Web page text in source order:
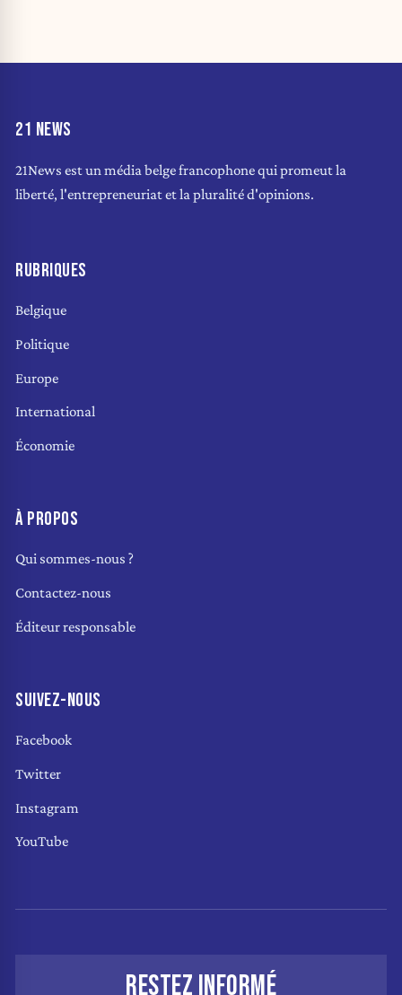
21 NEWS
21News est un média belge francophone qui promeut la
liberté, l'entrepreneuriat et la pluralité d'opinions.
RUBRIQUES
Belgique
Politique
Europe
International
Économie
À PROPOS
Qui sommes-nous ?
Contactez-nous
Éditeur responsable
SUIVEZ-NOUS
Facebook
Twitter
Instagram
YouTube
RESTEZ INFORMÉ